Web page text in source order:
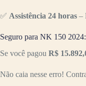
✅ Assistência 24 horas –
Seguro para NK 150
Se você pagou R$
Não caia nesse erro!